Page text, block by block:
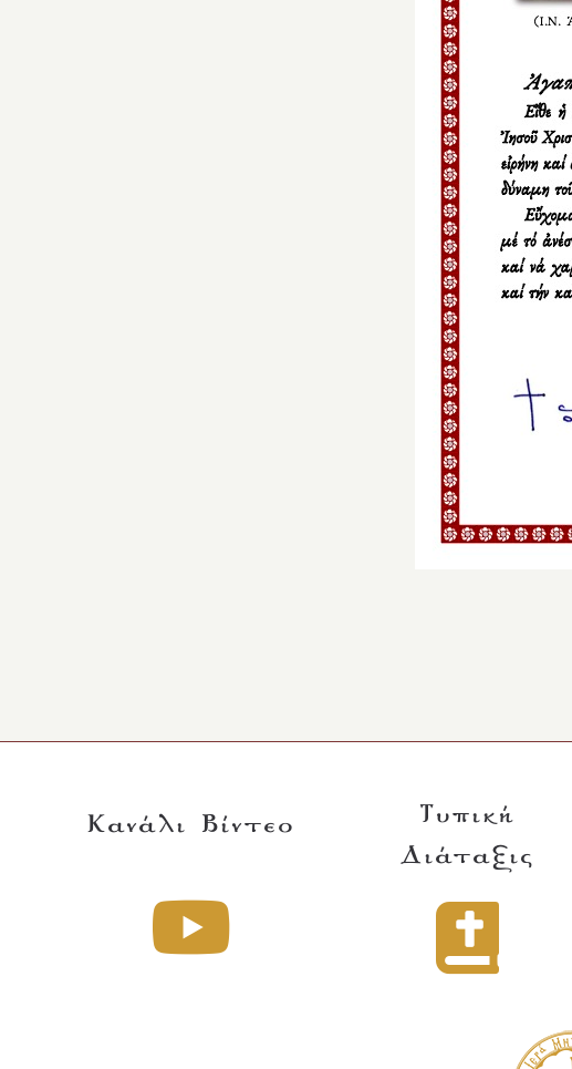
Κανάλι Βίντεο
Τυπική
Διάταξις